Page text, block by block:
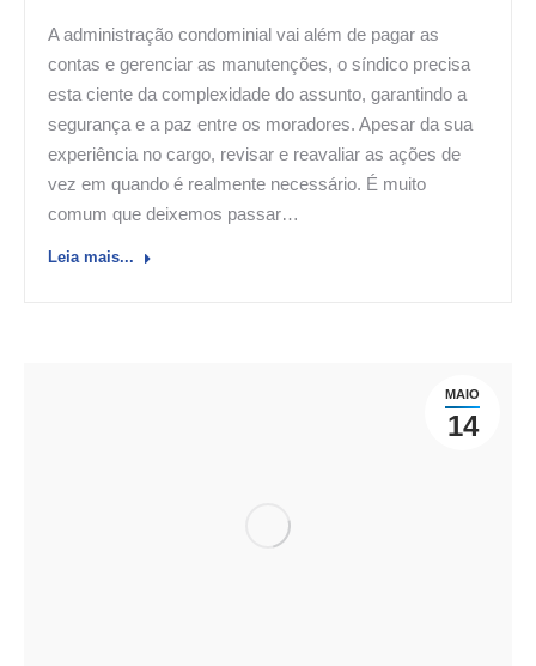
A administração condominial vai além de pagar as
contas e gerenciar as manutenções, o síndico precisa
esta ciente da complexidade do assunto, garantindo a
segurança e a paz entre os moradores. Apesar da sua
experiência no cargo, revisar e reavaliar as ações de
vez em quando é realmente necessário. É muito
comum que deixemos passar…
Leia mais...
MAIO
14